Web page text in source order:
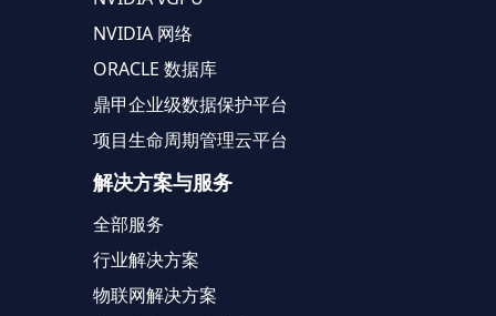
NVIDIA 网络
ORACLE 数据库
鼎甲企业级数据保护平台
项目生命周期管理云平台
解决方案与服务
全部服务
行业解决方案
物联网解决方案